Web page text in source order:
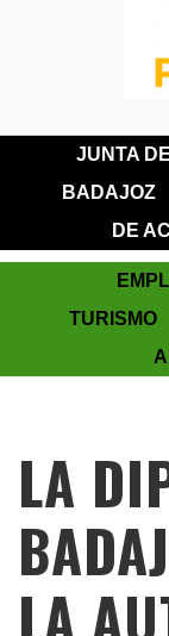
JUNTA
BADAJOZ
DE
TURISMO
LA
LA